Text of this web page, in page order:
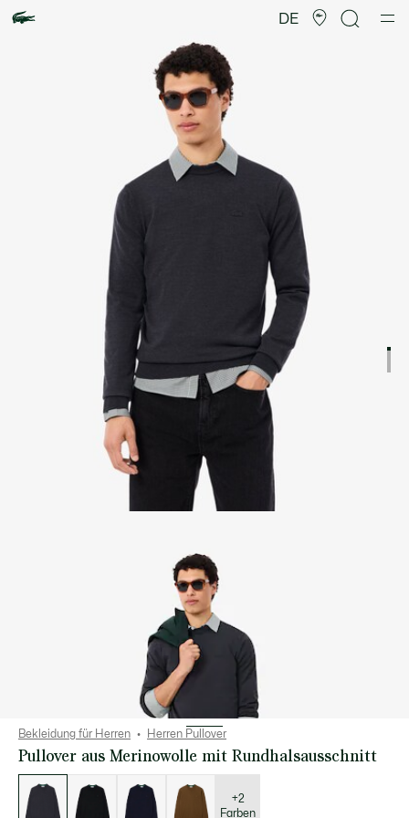
DE
Bekleidung für Herren Herren Pullover
Pullover aus Merinowolle mit Rundhalsausschnitt
der
Varianten
+2
Farben